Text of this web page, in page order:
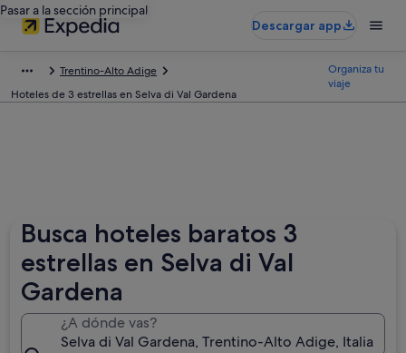
Pasar a la sección principal
Descargar app
Trentino-Alto Adige
Hoteles de 3 estrellas en Selva di Val Gardena
Organiza tu
viaje
Busca hoteles baratos 3
estrellas en Selva di Val
Gardena
¿A dónde vas?
Selva di Val Gardena, Trentino-Alto Adige, Italia